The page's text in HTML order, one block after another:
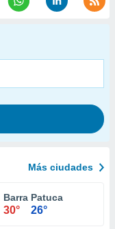
Más ciudades
Barra Patuca
30° 26°